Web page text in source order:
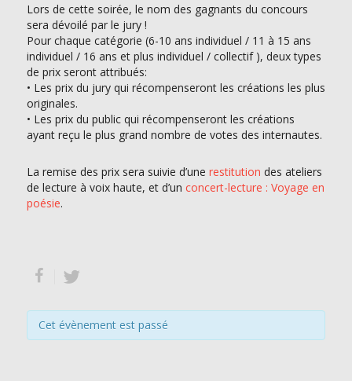
Lors de cette soirée, le nom des gagnants du concours
sera dévoilé par le jury !
Pour chaque catégorie (6-10 ans individuel / 11 à 15 ans
individuel / 16 ans et plus individuel / collectif ), deux types
de prix seront attribués:
• Les prix du jury qui récompenseront les créations les plus
originales.
• Les prix du public qui récompenseront les créations
ayant reçu le plus grand nombre de votes des internautes.
La remise des prix sera suivie d’une restitution des ateliers
de lecture à voix haute, et d’un concert-lecture : Voyage en
poésie.
Cet évènement est passé